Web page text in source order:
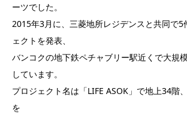
ーツでした。
2015年3月に、三菱地所レジデンスと共同で5
ェクトを発表、
バンコクの地下鉄ペチャブリー駅近くで大規
しています。
プロジェクト名は「LIFE ASOK」で地上34階
を